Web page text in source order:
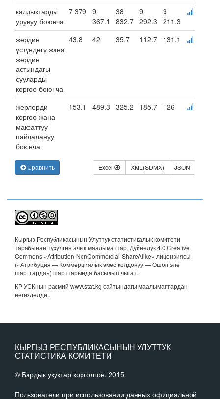
калдыктарды
урунуу боюнча
7 379
9
367.1
38
832.7
9
292.3
9
211.3
жердин
үстүндөгү жана
жердин
астындагы
сууларды
коргоо боюнча
43.8 42 35.7 112.7 131.1
жерлерди
коргоо жана
максаттуу
пайдалануу
боюнча
153.1 489.3 325.2 185.7 126
Сравнить Excel XML(SDMX) JSON
Кыргыз Республикасынын Улуттук статистикалык комитети
тарабынан түзүлгөн ачык маалыматтар, Дүйнөлүк 4.0 Creative
Commons «Attribution-NonCommercial-ShareAlike» лицензиясы
(«Атрибуция — Коммерциялык эмес колдонуу — Ошол эле
шарттарда») шарттарында басылып чыгат..
КР УСКнын расмий www.stat.kg сайтындагы маалыматтардан
негизделди..
КЫРГЫЗ РЕСПУБЛИКАСЫНЫН УЛУТТУК
СТАТИСТИКА КОМИТЕТИ
© Бардык укуктар корголгон, 2015
Пользователи при использовании данных официальной